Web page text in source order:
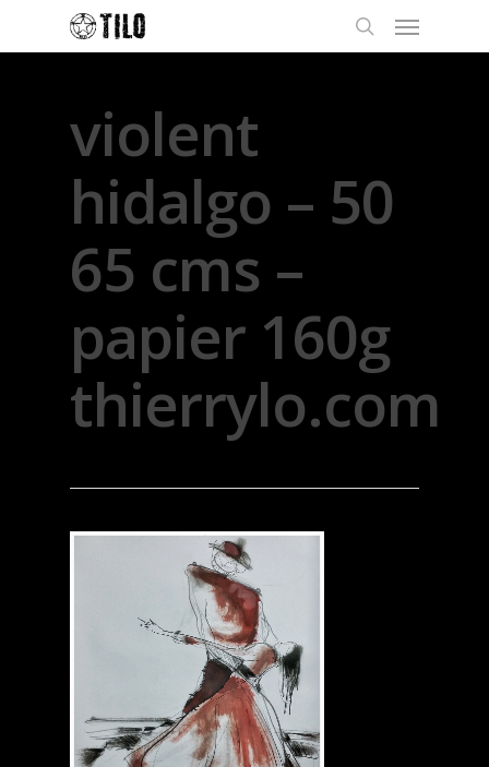
violent
hidalgo – 50
65 cms –
papier 160g
thierrylo.com